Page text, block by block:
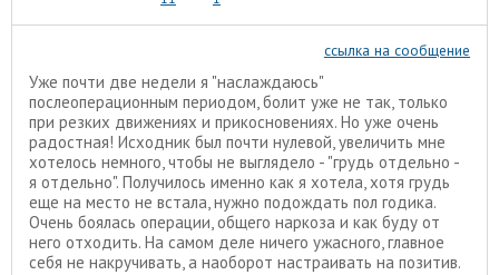
ссылка на сообщение
Уже почти две недели я "наслаждаюсь"
послеоперационным периодом, болит уже не так, только
при резких движениях и прикосновениях. Но уже очень
радостная! Исходник был почти нулевой, увеличить мне
хотелось немного, чтобы не выглядело - "грудь отдельно -
я отдельно". Получилось именно как я хотела, хотя грудь
еще на место не встала, нужно подождать пол годика.
Очень боялась операции, общего наркоза и как буду от
него отходить. На самом деле ничего ужасного, главное
себя не накручивать, а наоборот настраивать на позитив.